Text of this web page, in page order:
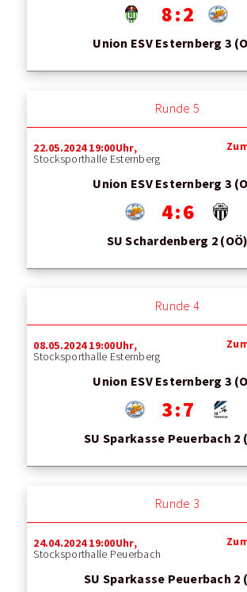
8 : 2
Union ESV Esternberg 3
Runde 5
22.05.2024 19:00Uhr,
Stocksporthalle Esternberg
Union ESV Esternberg 3
4 : 6
SU Schardenberg 2 (OÖ)
Runde 4
08.05.2024 19:00Uhr,
Stocksporthalle Esternberg
Union ESV Esternberg 3
3 : 7
SU Sparkasse Peuerbach 2
Runde 3
24.04.2024 19:00Uhr,
Stocksporthalle Peuerbach
SU Sparkasse Peuerbach 2